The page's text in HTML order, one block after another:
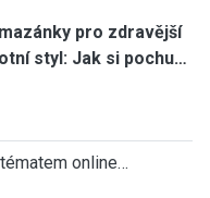
pro zdravější
styl: Jak si pochu…
online…